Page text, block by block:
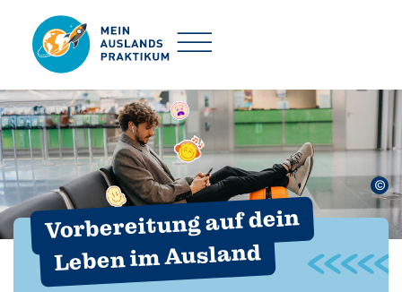
©
Vorbereitung auf dein
Leben im Ausland